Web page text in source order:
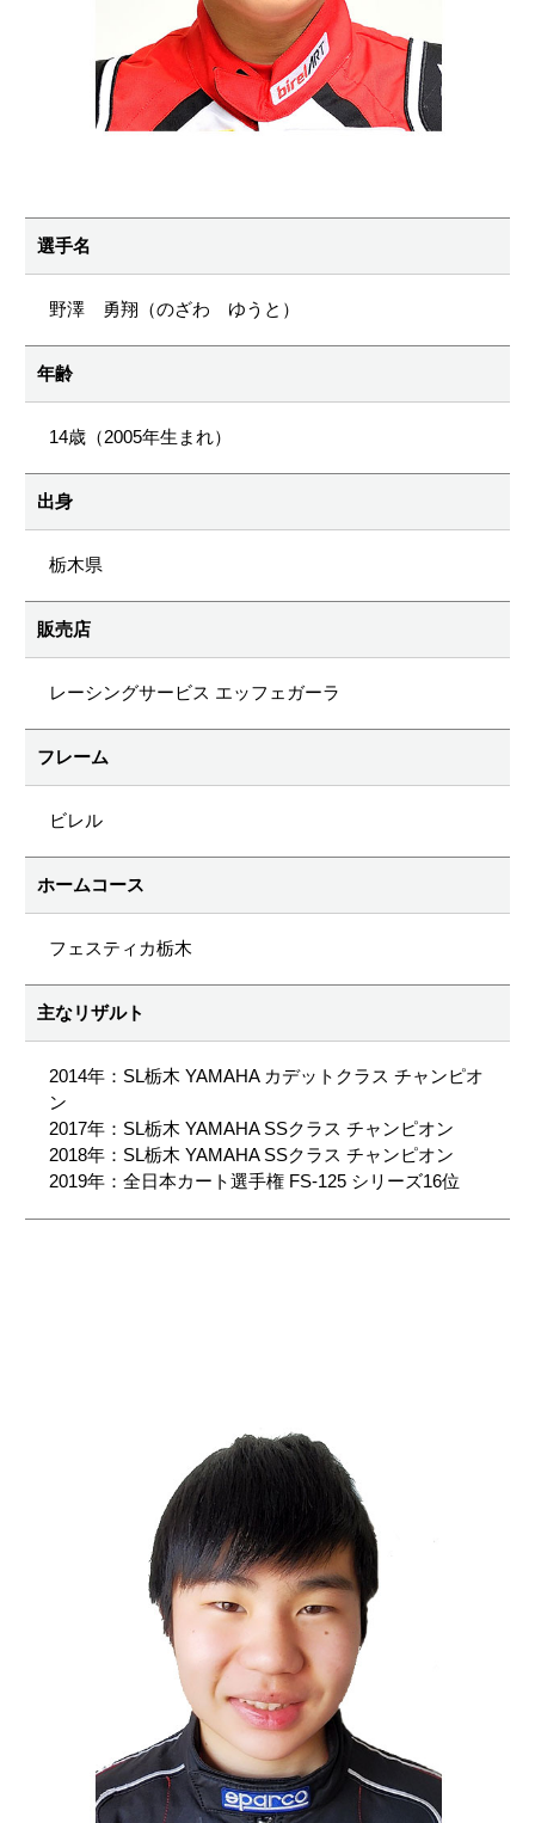
選手名
野澤 勇翔（のざわ ゆうと）
年齢
14歳（2005年生まれ）
出身
栃木県
販売店
レーシングサービス エッフェガーラ
フレーム
ビレル
ホームコース
フェスティカ栃木
主なリザルト
2014年：SL栃木 YAMAHA カデットクラス チャンピオ
ン
2017年：SL栃木 YAMAHA SSクラス チャンピオン
2018年：SL栃木 YAMAHA SSクラス チャンピオン
2019年：全日本カート選手権 FS-125 シリーズ16位